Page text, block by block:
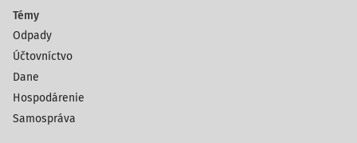
Témy
Odpady
Účtovníctvo
Dane
Hospodárenie
Samospráva